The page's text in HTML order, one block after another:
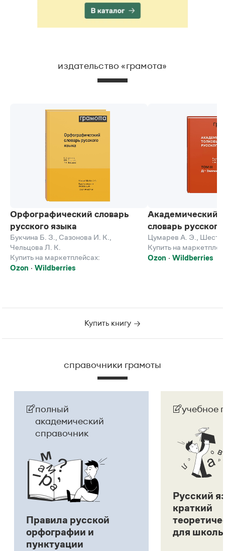
издательство «грамота»
Орфографический словарь
русского языка
Букчина Б. З. Сазонова И. К.
Чельцова Л. К.
Купить на маркетплейсах:
Ozon
Wildberries
Академический
словарь
Цумарев А. Э.
Купить на
Ozon
Wildberries
Купить книгу
справочники грамоты
полный
академический
справочник
Правила русской
орфографии и
пунктуации
учебное
Русский
краткий
для